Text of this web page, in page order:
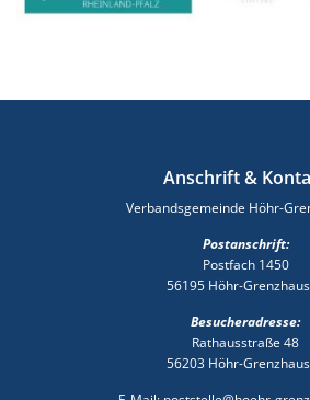
Anschrift &
Verbandsgemeinde Höhr-
Postanschrift:
Postfach 1450
56195 Höhr-
Besucheradresse:
Rathausstraße 48
56203 Höhr-